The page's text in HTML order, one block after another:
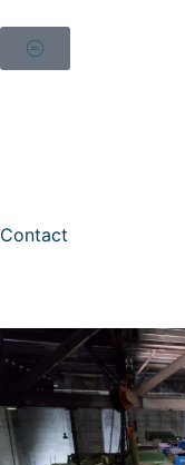
Contact